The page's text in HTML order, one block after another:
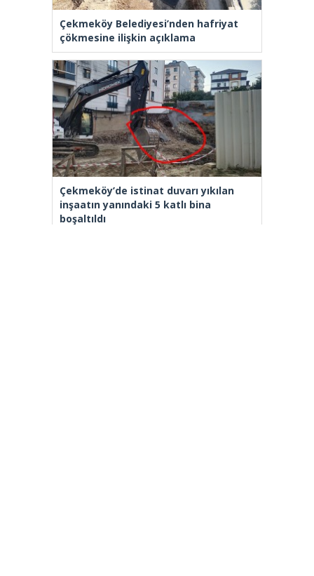
Çekmeköy Belediyesi’nden hafriyat
çökmesine ilişkin açıklama
Çekmeköy’de istinat duvarı yıkılan
inşaatın yanındaki 5 katlı bina
boşaltıldı